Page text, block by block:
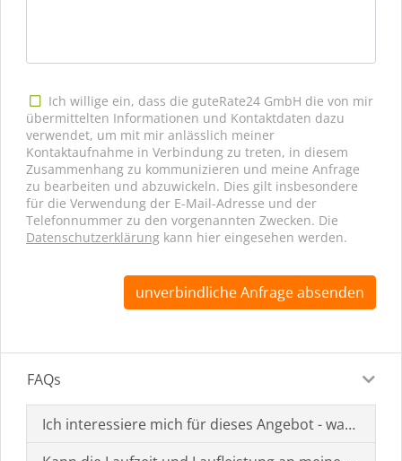
Ich willige ein, dass die guteRate24 GmbH die von mir
übermittelten Informationen und Kontaktdaten dazu
verwendet, um mit mir anlässlich meiner
Kontaktaufnahme in Verbindung zu treten, in diesem
Zusammenhang zu kommunizieren und meine Anfrage
zu bearbeiten und abzuwickeln. Dies gilt insbesondere
für die Verwendung der E-Mail-Adresse und der
Telefonnummer zu den vorgenannten Zwecken. Die
Datenschutzerklärung kann hier eingesehen werden.
unverbindliche Anfrage absenden
FAQs
Ich interessiere mich für dieses Angebot - was muss